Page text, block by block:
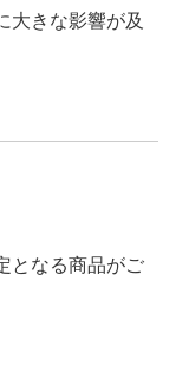
大きな影響が及
となる商品がご